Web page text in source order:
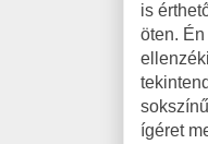
is
öten.
ígéret